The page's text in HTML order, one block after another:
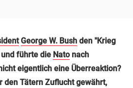
George W. Bush den "Krieg
und führte die Nato nach
eigentlich eine Überreaktion?
den Tätern Zuflucht gewährt,